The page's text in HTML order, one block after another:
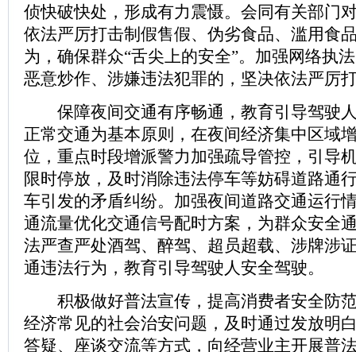
侦快破快处，形成有力震慑。会同有关部门
依法严厉打击制假售假、伪劣食品、滥用食
为，确保群众“舌尖上的安全”。加强网络执
恶意炒作、涉嫌违法犯罪的，坚决依法严厉
保障夜间交通有序畅通，教育引导驾驶
正常交通为基本原则，在夜间经济集中区域
位，重点时段增派警力加强疏导管控，引导
限时停放，及时消除违法停车等妨碍道路通
车引发的矛盾纠纷。加强夜间道路交通运行
通流量优化交通信号配时方案，为群众安全
法严查严处酒驾、醉驾、超员超载、涉牌涉
通违法行为，教育引导驾驶人安全驾驶。
积极做好普法宣传，提高消费者安全防
经济常见的社会治安问题，及时通过发放明
答疑、座谈交流等方式，向经营业主开展普